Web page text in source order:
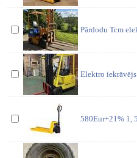
Pārdodu Tcm
Elektro
580Eur+21% 1,